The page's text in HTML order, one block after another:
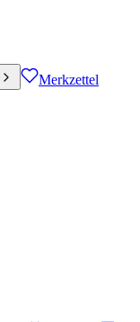
Merkzettel